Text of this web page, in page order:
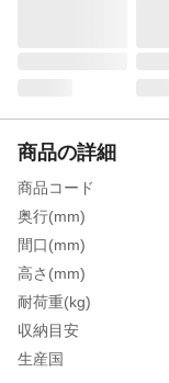
商品の詳細
商品コード
奥行(mm)
間口(mm)
高さ(mm)
耐荷重(kg)
収納目安
生産国